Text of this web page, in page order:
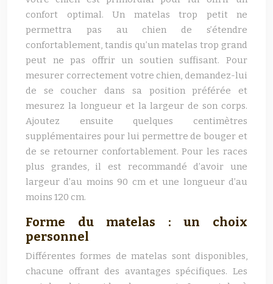
confort optimal. Un matelas trop petit ne
permettra pas au chien de s’étendre
confortablement, tandis qu’un matelas trop grand
peut ne pas offrir un soutien suffisant. Pour
mesurer correctement votre chien, demandez-lui
de se coucher dans sa position préférée et
mesurez la longueur et la largeur de son corps.
Ajoutez ensuite quelques centimètres
supplémentaires pour lui permettre de bouger et
de se retourner confortablement. Pour les races
plus grandes, il est recommandé d’avoir une
largeur d’au moins 90 cm et une longueur d’au
moins 120 cm.
Forme du matelas : un choix
personnel
Différentes formes de matelas sont disponibles,
chacune offrant des avantages spécifiques. Les